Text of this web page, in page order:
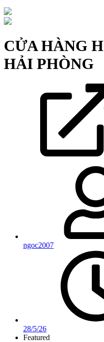
CỬA HÀNG
HẢI PHÒNG
ngoc2007
28/5/26
Featured